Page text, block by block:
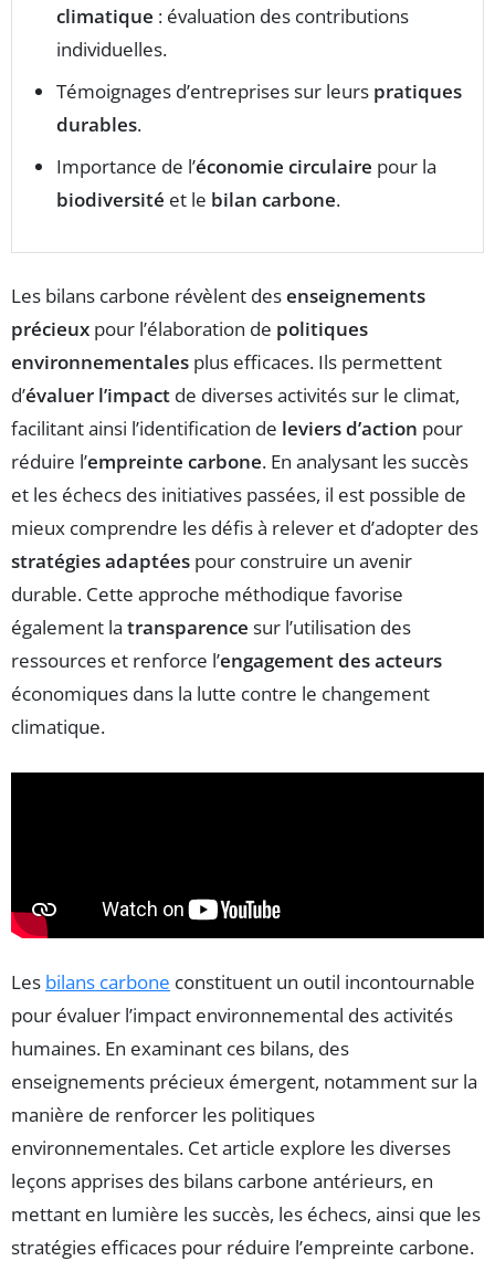
climatique : évaluation des contributions
individuelles.
Témoignages d’entreprises sur leurs pratiques
durables.
Importance de l’économie circulaire pour la
biodiversité et le bilan carbone.
Les bilans carbone révèlent desenseignements
précieux pour l’élaboration de politiques
environnementales plus efficaces. Ils permettent
d’évaluer l’impact de diverses activités sur le climat,
facilitant ainsi l’identification de leviers d’action pour
réduire l’empreinte carbone. En analysant les succès
et les échecs des initiatives passées, il est possible de
mieux comprendre les défis à relever et d’adopter des
stratégies adaptées pour construire un avenir
durable. Cette approche méthodique favorise
également la transparence sur l’utilisation des
ressources et renforce l’engagement des acteurs
économiques dans la lutte contre le changement
climatique.
Les bilans carbone constituent un outil incontournable
pour évaluer l’impact environnemental des activités
humaines. En examinant ces bilans, des
enseignements précieux émergent, notamment sur la
manière de renforcer les politiques
environnementales. Cet article explore les diverses
leçons apprises des bilans carbone antérieurs, en
mettant en lumière les succès, les échecs, ainsi que les
stratégies efficaces pour réduire l’empreinte carbone.